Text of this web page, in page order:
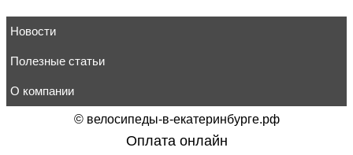
Новости
Полезные статьи
О компании
© велосипеды-в-екатеринбурге.рф
Оплата онлайн